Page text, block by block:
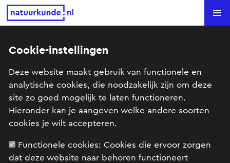
Natuurkunde.nl Search
Vraagbaakoverzicht
In de vraagbaak kun je een vraag stellen over
natuurkunde. Wij proberen je zo snel mogelijk te
antwoorden. Wees je ervan bewust dat we geen
pasklare antwoorden sturen, maar tips waarmee je
meeste van.
Cookie-instellingen
Deze website maakt gebruik van functionele en
analytische cookies, die noodzakelijk zijn om deze
site zo goed mogelijk te laten functioneren.
Hieronder kan je aangeven welke andere soorten
cookies je wilt accepteren.
Functionele cookies: Cookies die ervoor zorgen
dat deze website naar behoren functioneert